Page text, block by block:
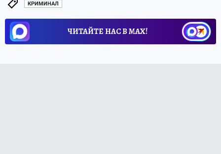
КРИМИНАЛ
ЧИТАЙТЕ НАС В МАХ!